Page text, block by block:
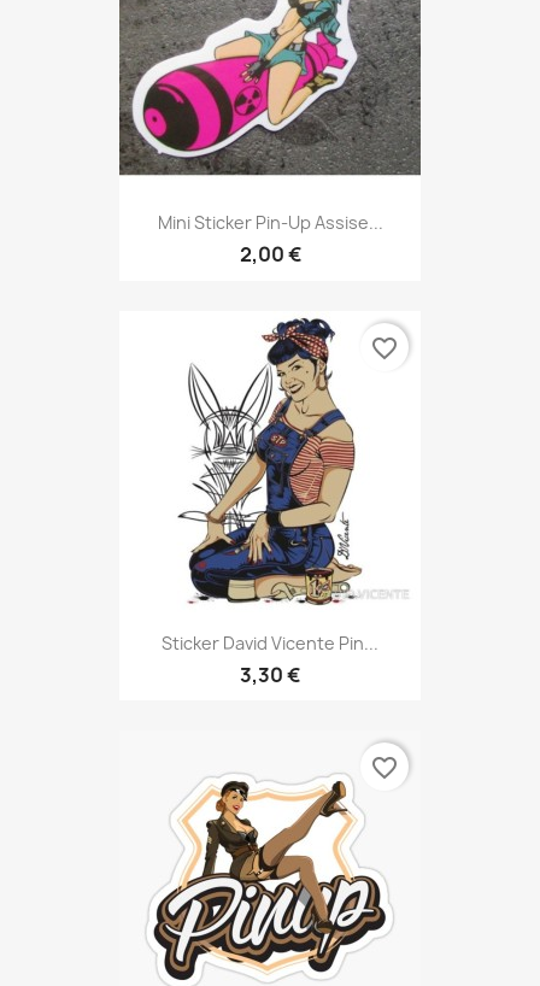
Mini Sticker Pin-Up Assise...
2,00 €
Sticker David Vicente Pin...
3,30 €
favorite_border
favorite_border